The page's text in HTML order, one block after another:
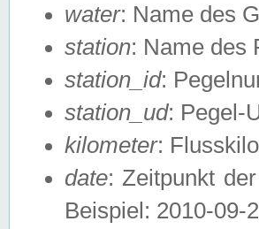
water: Name des
station: Name des
station_id:
station_ud: Pegel-
kilometer:
date: Zeitpunkt
Beispiel: 2010-09-